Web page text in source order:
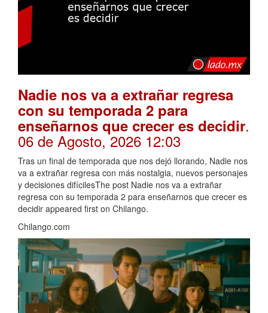
Nadie nos va a extrañar regresa
con su temporada 2 para
enseñarnos que crecer es decidir.
06 de Agosto, 2026 12:03
Tras un final de temporada que nos dejó llorando, Nadie nos
va a extrañar regresa con más nostalgia, nuevos personajes
y decisiones difícilesThe post Nadie nos va a extrañar
regresa con su temporada 2 para enseñarnos que crecer es
decidir appeared first on Chilango.
Chilango.com